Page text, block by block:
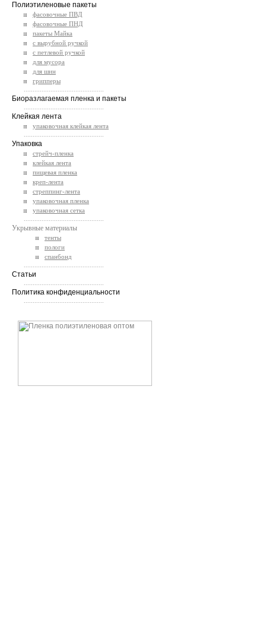
Полиэтиленовые пакеты
фасовочные ПВД
фасовочные ПНД
пакеты Майка
с вырубной ручкой
с петлевой ручкой
для мусора
для шин
грипперы
Биоразлагаемая пленка и пакеты
Клейкая лента
упаковочная клейкая лента
Упаковка
стрейч-пленка
клейкая лента
пищевая пленка
креп-лента
стреппинг-лента
упаковочная пленка
упаковочная сетка
Укрывные материалы
тенты
пологи
спанбонд
Статьи
Политика конфиденциальности